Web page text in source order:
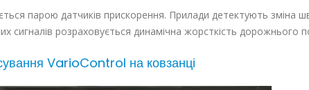
парою датчиків прискорення. Прилади детектують зміна
сигналів розраховується динамічна жорсткість дорожнього
VarioControl на ковзанці